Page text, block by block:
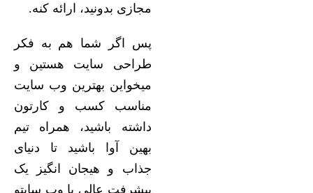
مجازی بدونید، ارائه کنه.
پس اگر شما هم به فکر
طراحی سایت هستین و
میخواین بهترین وب سایت
مناسب کسب و کارتون
داشته باشید، همراه تیم
بهین آوا باشید تا دنیای
جذاب و هیجان انگیز یک
پیشرفت عالی با وب سایتو